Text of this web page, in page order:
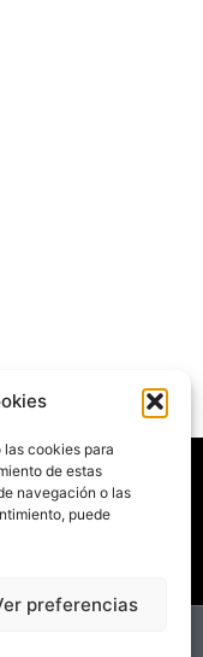
cookies para
de estas
navegación o las
puede
preferencias